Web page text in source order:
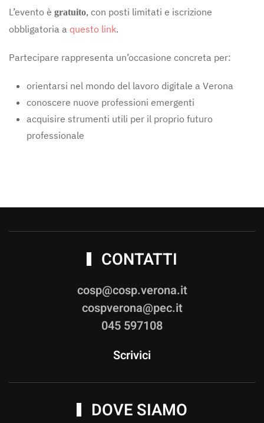
L’evento è gratuito, con posti limitati e iscrizione
obbligatoria a questo link.
Partecipare rappresenta un’occasione concreta per:
orientarsi nel mondo del lavoro digitale a Verona
conoscere nuove professioni emergenti
acquisire strumenti utili per il proprio futuro
professionale
CONTATTI
cosp@cosp.verona.it
cospverona@pec.it
045 597108
Scrivici
DOVE SIAMO